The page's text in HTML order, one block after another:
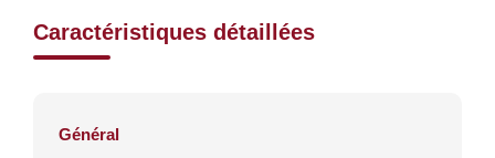
Caractéristiques détaillées
Général